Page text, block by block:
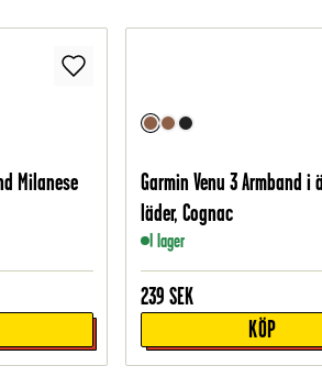
Milanese
Garmin Venu 3 Armband i
läder, Cognac
I lager
239 SEK
KÖP